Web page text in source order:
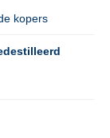
kopers